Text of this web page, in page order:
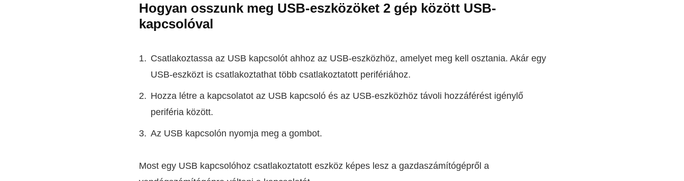
Hogyan osszunk meg USB-eszközöket 2 gép között USB-
kapcsolóval
Csatlakoztassa az USB kapcsolót ahhoz az USB-eszközhöz, amelyet meg kell osztania. Akár egy
USB-eszközt is csatlakoztathat több csatlakoztatott perifériához.
Hozza létre a kapcsolatot az USB kapcsoló és az USB-eszközhöz távoli hozzáférést igénylő
periféria között.
Az USB kapcsolón nyomja meg a gombot.
Most egy USB kapcsolóhoz csatlakoztatott eszköz képes lesz a gazdaszámítógépről a